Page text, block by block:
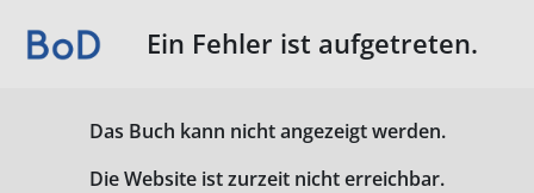
Ein Fehler ist aufgetreten.
Das Buch kann nicht angezeigt werden.
Die Website ist zurzeit nicht erreichbar.